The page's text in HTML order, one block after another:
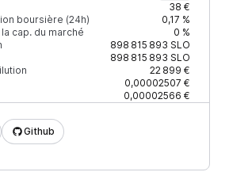
38 €
boursière (24h)
0,17 %
cap. du marché
0 %
898 815 893 SLO
898 815 893 SLO
22 899 €
0,00002507 €
0,00002566 €
Github